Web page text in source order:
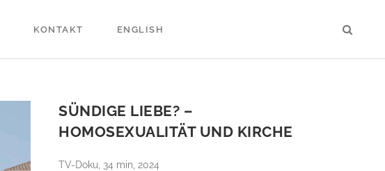
KONTAKT ENGLISH
SÜNDIGE LIEBE? –
HOMOSEXUALITÄT UND KIRCHE
TV-Doku, 34 min, 2024